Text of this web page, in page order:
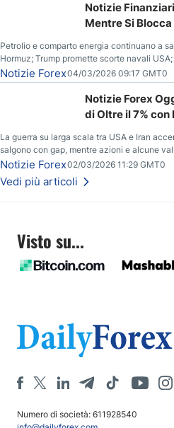
Notizie
Mentre Si
Petrolio e comparto energia continuano a
Hormuz; Trump promette scorte navali
rialzo del gas naturale mette pressione
Notizie Forex04/03/2026 09:17 GMT0
Notizie Forex
di Oltre il 7% con
La guerra su larga scala tra USA e Iran
salgono con gap, mentre azioni e alcune
e nuovi livelli da monitorare.
Notizie Forex02/03/2026 11:29 GMT0
Vedi più articoli
Visto su...
Numero di società: 611928540